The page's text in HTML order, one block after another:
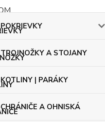
POKRIEVKY
TROJNOŽKY A STOJANY
KOTLINY | PARÁKY
CHRÁNIČE A OHNISKÁ